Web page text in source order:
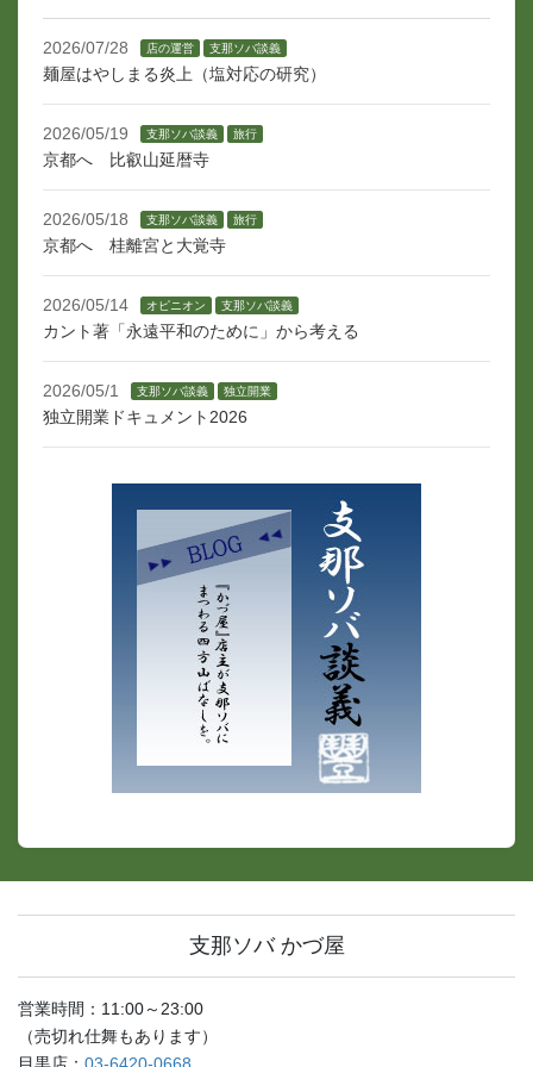
2026/07/28 店の運営 支那ソバ談義
麺屋はやしまる炎上（塩対応の研究）
2026/05/19 支那ソバ談義 旅行
京都へ 比叡山延暦寺
2026/05/18 支那ソバ談義 旅行
京都へ 桂離宮と大覚寺
2026/05/14 オピニオン 支那ソバ談義
カント著「永遠平和のために」から考える
2026/05/1 支那ソバ談義 独立開業
独立開業ドキュメント2026
支那ソバ かづ屋
営業時間：11:00～23:00
（売切れ仕舞もあります）
目黒店： 03-6420-0668